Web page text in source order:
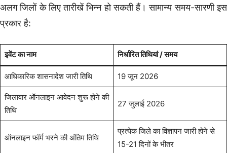
अलग जिलों के लिए तारीखें भिन्न हो सकती हैं। सामान्य समय-सारणी इस
प्रकार है:
इवेंट का नाम निर्धारित तिथियां / समय
आधिकारिक शासनादेश जारी तिथि 19 जून 2026
जिलावार ऑनलाइन आवेदन शुरू होने की
तिथि
27 जुलाई 2026
ऑनलाइन फॉर्म भरने की अंतिम तिथि
प्रत्येक जिले का विज्ञापन जारी होने से
15-21 दिनों के भीतर